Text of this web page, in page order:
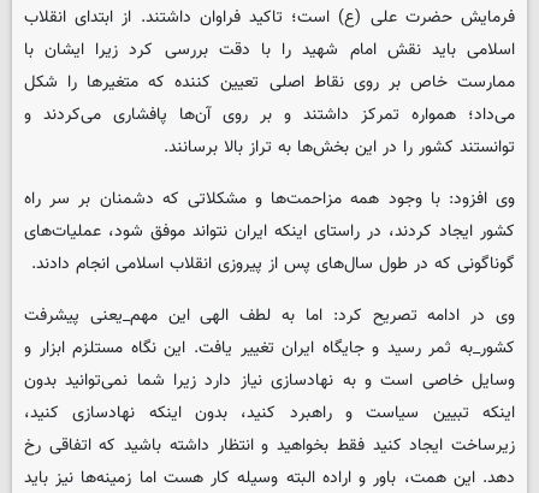
فرمایش حضرت علی‌ (ع) است؛ تاکید فراوان داشتند. از ابتدای انقلاب
اسلامی باید نقش امام شهید را با دقت بررسی کرد زیرا ایشان با
ممارست خاص بر روی نقاط اصلی تعیین کننده که متغیرها را شکل
می‌داد؛ همواره تمرکز داشتند و بر روی آن‌ها پافشاری می‌کردند و
توانستند کشور را در این بخش‌ها به تراز بالا برسانند.
وی افزود: با وجود همه مزاحمت‌ها و مشکلاتی که دشمنان بر سر راه
کشور ایجاد کردند، در راستای اینکه ایران نتواند موفق شود، عملیات‌های
گوناگونی که در طول سال‌های پس از پیروزی انقلاب اسلامی انجام دادند.
وی در ادامه تصریح کرد: اما به لطف الهی این مهم_یعنی پیشرفت
کشور_به ثمر رسید و جایگاه ایران تغییر یافت. این نگاه مستلزم ابزار و
وسایل خاصی است و به نهادسازی نیاز دارد زیرا شما نمی‌توانید بدون
اینکه تبیین سیاست و راهبرد کنید، بدون اینکه نهادسازی کنید،
زیرساخت ایجاد کنید فقط بخواهید و انتظار داشته باشید که اتفاقی رخ
دهد. این همت، باور و اراده البته وسیله کار هست اما زمینه‌ها نیز باید